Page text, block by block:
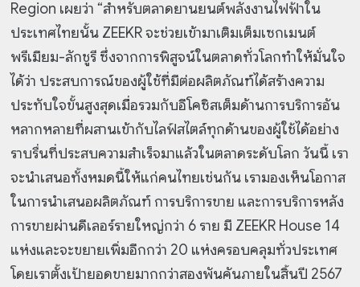
Region เผยว่า “สำหรับตลาดยานยนต์พลังงานไฟฟ้าใน
ประเทศไทยนั้น ZEEKR จะช่วยเข้ามาเติมเต็มเซกเมนต์
พรีเมียม-ลักชูรี ซึ่งจากการพิสูจน์ในตลาดทั่วโลกทำให้มั่นใจ
ได้ว่า ประสบการณ์ของผู้ใช้ที่มีต่อผลิตภัณฑ์ได้สร้างความ
ประทับใจขั้นสูงสุดเมื่อรวมกับอีโคซิสเต็มด้านการบริการอัน
หลากหลายที่ผสานเข้ากับไลฟ์สไตล์ทุกด้านของผู้ใช้ได้อย่าง
ราบรื่นที่ประสบความสำเร็จมาแล้วในตลาดระดับโลก วันนี้ เรา
จะนำเสนอทั้งหมดนี้ให้แก่คนไทยเช่นกัน เรามองเห็นโอกาส
ในการนำเสนอผลิตภัณฑ์ การบริการขาย และการบริการหลัง
การขายผ่านดีเลอร์รายใหญ่กว่า 6 ราย มี ZEEKR House 14
แห่งและจะขยายเพิ่มอีกกว่า 20 แห่งครอบคลุมทั่วประเทศ
โดยเราตั้งเป้ายอดขายมากกว่าสองพันคันภายในสิ้นปี 2567